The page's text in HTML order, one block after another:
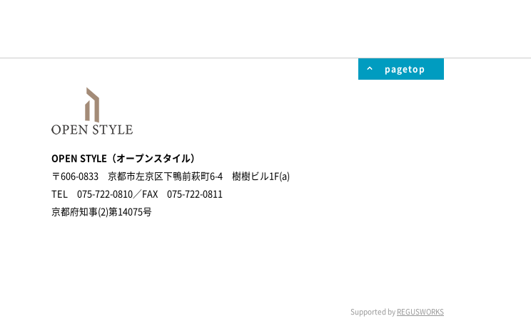
pagetop
OPEN STYLE（オープンスタイル）
〒606-0833 京都市左京区下鴨前萩町6-4 樹樹ビル1F(a)
TEL 075-722-0810／FAX 075-722-0811
京都府知事(2)第14075号
Supported by REGUSWORKS